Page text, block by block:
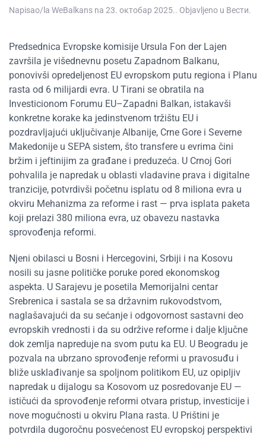
Napisao/la WeBalkans na 23. октобар 2025.. Objavljeno u Вести.
Predsednica Evropske komisije Ursula Fon der Lajen
završila je višednevnu posetu Zapadnom Balkanu,
ponovivši opredeljenost EU evropskom putu regiona i Planu
rasta od 6 milijardi evra. U Tirani se obratila na
Investicionom Forumu EU–Zapadni Balkan, istakavši
konkretne korake ka jedinstvenom tržištu EU i
pozdravljajući uključivanje Albanije, Crne Gore i Severne
Makedonije u SEPA sistem, što transfere u evrima čini
bržim i jeftinijim za građane i preduzeća. U Crnoj Gori
pohvalila je napredak u oblasti vladavine prava i digitalne
tranzicije, potvrdivši početnu isplatu od 8 miliona evra u
okviru Mehanizma za reforme i rast — prva isplata paketa
koji prelazi 380 miliona evra, uz obavezu nastavka
sprovođenja reformi.
Njeni obilasci u Bosni i Hercegovini, Srbiji i na Kosovu
nosili su jasne političke poruke pored ekonomskog
aspekta. U Sarajevu je posetila Memorijalni centar
Srebrenica i sastala se sa državnim rukovodstvom,
naglašavajući da su sećanje i odgovornost sastavni deo
evropskih vrednosti i da su održive reforme i dalje ključne
dok zemlja napreduje na svom putu ka EU. U Beogradu je
pozvala na ubrzano sprovođenje reformi u pravosuđu i
bliže usklađivanje sa spoljnom politikom EU, uz opipljiv
napredak u dijalogu sa Kosovom uz posredovanje EU —
ističući da sprovođenje reformi otvara pristup, investicije i
nove mogućnosti u okviru Plana rasta. U Prištini je
potvrdila dugoročnu posvećenost EU evropskoj perspektivi